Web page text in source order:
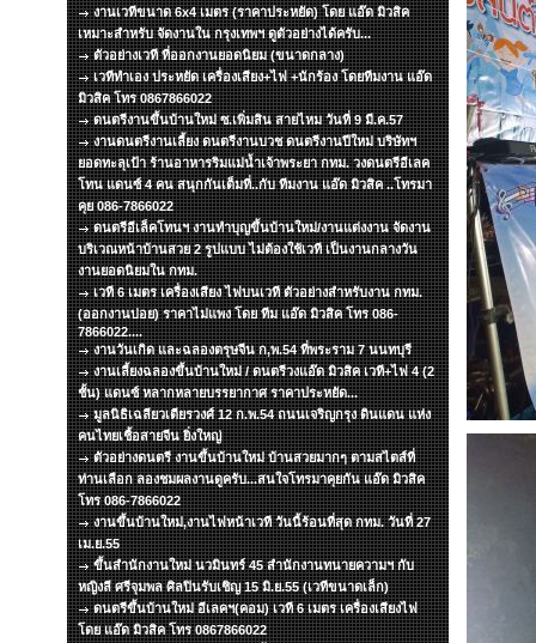
งานเวทีขนาด 6x4 เมตร (ราคาประหยัด) โดย แอ๊ด มิวสิค
เหมาะสำหรับ จัดงานใน กรุงเทพฯ ดูตัวอย่างได้ครับ...
ตัวอย่างเวที ที่ออกงานยอดนิยม (ขนาดกลาง)
เวทีทำเอง ประหยัด เครื่องเสียง+ไฟ +นักร้อง โดยทีมงาน แอ๊ด
มิวสิค โทร 0867866022
ดนตรีงานขึ้นบ้านใหม่ ซ.เพิ่มสิน สายไหม วันที่ 9 มี.ค.57
งานดนตรีงานเลี้ยง ดนตรีงานบวช ดนตรีงานปีใหม่ บริษัทฯ
ยอดทะลุเป้า ร้านอาหารริมแม่น้ำเจ้าพระยา กทม. วงดนตรีอีเลค
โทน แดนซ์ 4 คน สนุกกันเต็มที่..กับ ทีมงาน แอ๊ด มิวสิค ..โทรมา
คุย 086-7866022
ดนตรีอีเล็คโทนฯ งานทำบุญขึ้นบ้านใหม่/งานแต่งงาน จัดงาน
บริเวณหน้าบ้านสวย 2 รูปแบบ ไม่ต้องใช้เวที เป็นงานกลางวัน
งานยอดนิยมใน กทม.
เวที 6 เมตร เครื่องเสียง ไฟบนเวที ตัวอย่างสำหรับงาน กทม.
(ออกงานบ่อย) ราคาไม่แพง โดย ทีม แอ๊ด มิวสิค โทร 086-
7866022....
งานวันเกิด และฉลองตรุษจีน ก,พ.54 ที่พระราม 7 นนทบุรี
งานเลี้ยงฉลองขึ้นบ้านใหม่ / ดนตรีวงแอ๊ด มิวสิค เวที+ไฟ 4 (2
ชั้น) แดนซ์ หลากหลายบรรยากาศ ราคาประหยัด...
มูลนิธิเฉลียวเตียรวงศ์ 12 ก.พ.54 ถนนเจริญกรุง ดินแดน แห่ง
คนไทยเชื้อสายจีน ยิ่งใหญ่
ตัวอย่างดนตรี งานขึ้นบ้านใหม่ บ้านสวยมากๆ ตามสไตส์ที่
ท่านเลือก ลองชมผลงานดูครับ...สนใจโทรมาคุยกัน แอ๊ด มิวสิค
โทร 086-7866022
งานขึ้นบ้านใหม่,งานไฟหน้าเวที วันนี้ร้อนที่สุด กทม. วันที่ 27
เม.ย.55
ขึ้นสำนักงานใหม่ นวมินทร์ 45 สำนักงานทนายความฯ กับ
หญิงลี ศรีจุมพล ศิลปินรับเชิญ 15 มิ.ย.55 (เวทีขนาดเล็ก)
ดนตรีขึ้นบ้านใหม่ อีเลคฯ(คอม) เวที 6 เมตร เครื่องเสียงไฟ
โดย แอ๊ด มิวสิค โทร 0867866022